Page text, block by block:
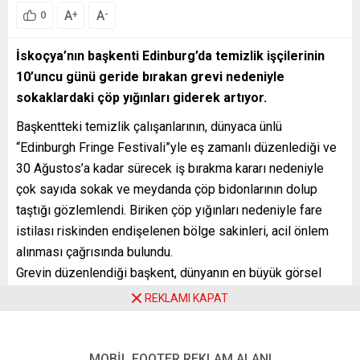
0 A+ A-
İskoçya’nın başkenti Edinburg’da temizlik işçilerinin
10’uncu günü geride bırakan grevi nedeniyle
sokaklardaki çöp yığınları giderek artıyor.
Başkentteki temizlik çalışanlarının, dünyaca ünlü
“Edinburgh Fringe Festivali”yle eş zamanlı düzenlediği ve
30 Ağustos’a kadar sürecek iş bırakma kararı nedeniyle
çok sayıda sokak ve meydanda çöp bidonlarının dolup
taştığı gözlemlendi. Biriken çöp yığınları nedeniyle fare
istilası riskinden endişelenen bölge sakinleri, acil önlem
alınması çağrısında bulundu.
Grevin düzenlendiği başkent, dünyanın en büyük görsel
sanat etkinliği sayılan Edinburgh Fringe Festivali nedeniyle
HENÜZ UZLAŞI YOK
REKLAMI KAPAT